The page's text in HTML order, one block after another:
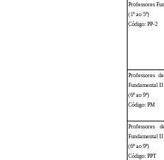
Professores
(1º ao 5º)
Código: PP-2
Professores
Fundamental II
(6º ao 9º)
Código: PM
Professores
Fundamental II
(6º ao 9º)
Código: PPT